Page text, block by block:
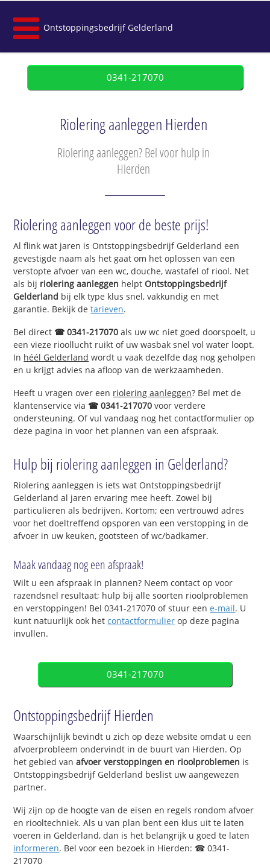
Ontstoppingsbedrijf Gelderland
0341-217070
Riolering aanleggen Hierden
Riolering aanleggen? Bel voor hulp in
Hierden
Riolering aanleggen voor de beste prijs!
Al flink wat jaren is Ontstoppingsbedrijf Gelderland een
gevestigde naam als het gaat om het oplossen van een
verstopte afvoer van een wc, douche, wastafel of riool. Net
als bij riolering aanleggen helptOntstoppingsbedrijf
Gelderland bij elk type klus snel, vakkundig en met
garantie. Bekijk detarieven.
Bel direct ☎ 0341-217070 als uw wc niet goed doorspoelt, u
een vieze rioollucht ruikt of uw wasbak snel vol water loopt.
In héél Gelderland wordt u vaak dezelfde dag nog geholpen
en u krijgt advies na afloop van de werkzaamheden.
Heeft u vragen over een riolering aanleggen? Bel met de
klantenservice via ☎ 0341-217070 voor verdere
ondersteuning. Of vul vandaag nog het contactformulier op
deze pagina in voor het plannen van een afspraak.
Hulp bij riolering aanleggen in Gelderland?
Riolering aanleggen is iets wat Ontstoppingsbedrijf
Gelderland al jaren ervaring mee heeft. Zowel bij
particulieren als bedrijven. Kortom; een vertrouwd adres
voor het doeltreffend opsporen van een verstopping in de
afvoer in uw keuken, gootsteen of wc/badkamer.
Maak vandaag nog een afspraak!
Wilt u een afspraak in plannen? Neem contact op voor
razendsnel resultaat; hulp bij alle soorten rioolproblemen
en verstoppingen! Bel 0341-217070 of stuur eene-mail. U
kunt natuurlijk ook hetcontactformulier op deze pagina
invullen.
0341-217070
Ontstoppingsbedrijf Hierden
Waarschijnlijk bevindt u zich op deze website omdat u een
afvoerprobleem ondervindt in de buurt van Hierden. Op
het gebied vanafvoer verstoppingen en rioolproblemen is
Ontstoppingsbedrijf Gelderland beslist uw aangewezen
partner.
Wij zijn op de hoogte van de eisen en regels rondom afvoer
en riooltechniek. Als u van plan bent een klus uit te laten
voeren in Gelderland, dan is het belangrijk u goed te laten
informeren. Bel voor een bezoek in Hierden: ☎ 0341-
217070